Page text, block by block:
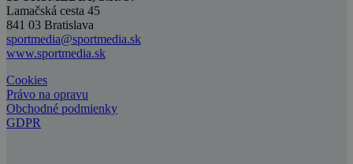
Lamačská cesta 45
841 03 Bratislava
sportmedia@sportmedia.sk
www.sportmedia.sk
Cookies
Právo na opravu
Obchodné podmienky
GDPR